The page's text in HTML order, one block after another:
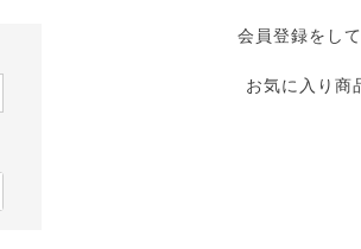
会員登録をし
お気に入り商